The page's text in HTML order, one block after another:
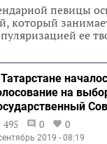
певицы
который
ее
на
495
0 0
2019 - 08:19